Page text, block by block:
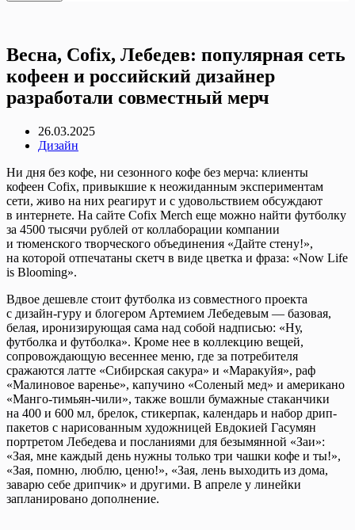
Весна, Cofix, Лебедев: популярная сеть
кофеен и российский дизайнер
разработали совместный мерч
26.03.2025
Дизайн
Ни дня без кофе, ни сезонного кофе без мерча: клиенты
кофеен Cofix, привыкшие к неожиданным экспериментам
сети, живо на них реагирут и с удовольствием обсуждают
в интернете. На сайте Cofix Merch еще можно найти футболку
за 4500 тысячи рублей от коллаборации компании
и тюменского творческого объединения «Дайте стену!»,
на которой отпечатаны скетч в виде цветка и фраза: «Now Life
is Blooming».
Вдвое дешевле стоит футболка из совместного проекта
с дизайн-гуру и блогером Артемием Лебедевым — базовая,
белая, иронизирующая сама над собой надписью: «Ну,
футболка и футболка». Кроме нее в коллекцию вещей,
сопровождающую весеннее меню, где за потребителя
сражаются латте «Сибирская сакура» и «Маракуйя», раф
«Малиновое варенье», капучино «Соленый мед» и американо
«Манго-тимьян-чили», также вошли бумажные стаканчики
на 400 и 600 мл, брелок, стикерпак, календарь и набор дрип-
пакетов с нарисованным художницей Евдокией Гасумян
портретом Лебедева и посланиями для безымянной «Заи»:
«Зая, мне каждый день нужны только три чашки кофе и ты!»,
«Зая, помню, люблю, ценю!», «Зая, лень выходить из дома,
заварю себе дрипчик» и другими. В апреле у линейки
запланировано дополнение.